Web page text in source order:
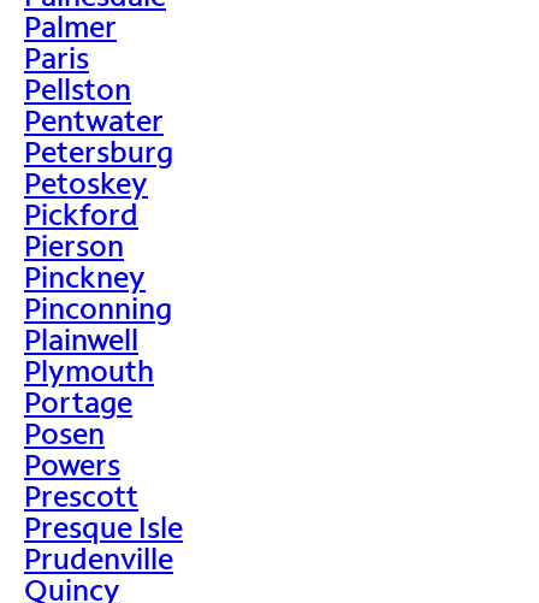
Palmer
Paris
Pellston
Pentwater
Petersburg
Petoskey
Pickford
Pierson
Pinckney
Pinconning
Plainwell
Plymouth
Portage
Posen
Powers
Prescott
Presque Isle
Prudenville
Quincy